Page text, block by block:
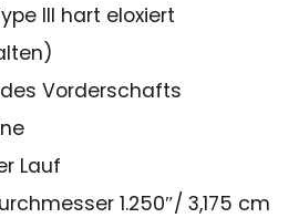
III hart eloxiert
Vorderschafts
Lauf
1.250″/ 3,175 cm